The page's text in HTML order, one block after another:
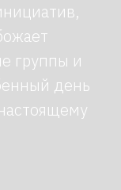
группы и
день